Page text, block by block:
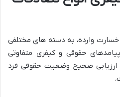
وارده، به دسته های مختلفی
حقوقی و کیفری متفاوتی
ارزیابی صحیح وضعیت حقوقی فرد